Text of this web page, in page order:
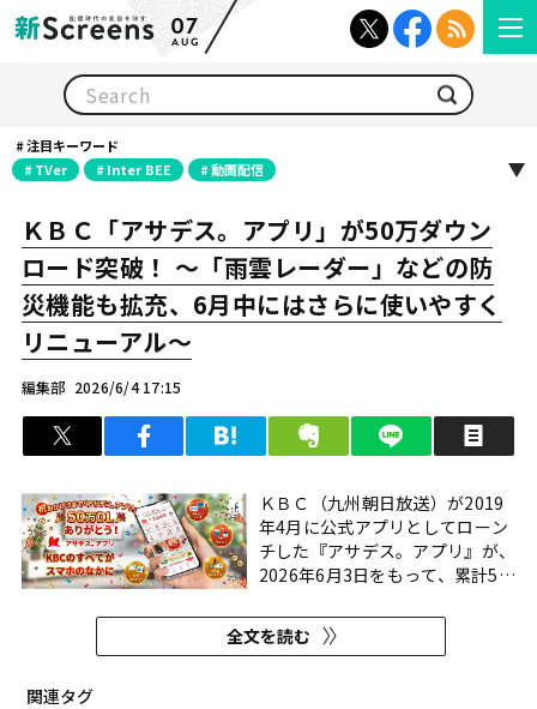
07
AUG
注目キーワード
TVer
Inter BEE 動画配信
ＫＢＣ「アサデス。アプリ」が50万ダウン
ロード突破！ 〜「雨雲レーダー」などの防
災機能も拡充、6月中にはさらに使いやすく
リニューアル〜
編集部 2026/6/4 17:15
ツイート シェア はてブ クリップ LINEで送る
ＫＢＣ（九州朝日放送）が2019
年4月に公式アプリとしてローン
チした『アサデス。アプリ』が、
2026年6月3日をもって、累計50
サデス。アプリ』は、ニュースや
天気、福岡ソフトバンクホークス
全文を読む
関連タグ